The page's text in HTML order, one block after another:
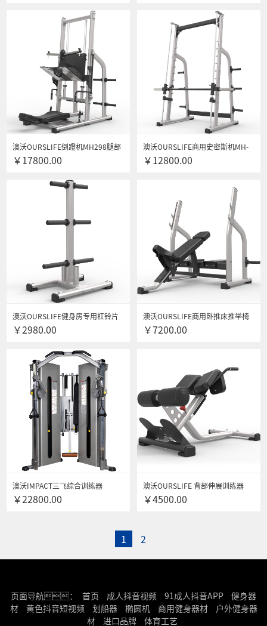
澳沃OURSLIFE倒蹬机MH298腿部
垂直倒蹬机健身房专用多功能综合
4000351408
￥17800.00
澳沃OURSLIFE商用史密斯机MH-
295 多功能健身器材健身房专用史
￥12800.00
澳沃OURSLIFE健身房专用杠铃片
架MH-305 团购咨询更优惠
￥2980.00
澳沃OURSLIFE商用卧推床推举椅
MH-286健身房专用举重床 MH-286
￥7200.00
澳沃IMPACT三飞综合训练器
LC9700 小飞鸟多功能健身器材
￥22800.00
澳沃OURSLIFE 背部伸展训练器
MH-282罗马椅健身房专用多功能
￥4500.00
1 2
页面导航： 首页 成人抖音视频 91成人抖音APP
健身器
材
黄色抖音短视频 划船器 椭圆机 商用健身器材
户外健身器
材
进口品牌 体育工艺